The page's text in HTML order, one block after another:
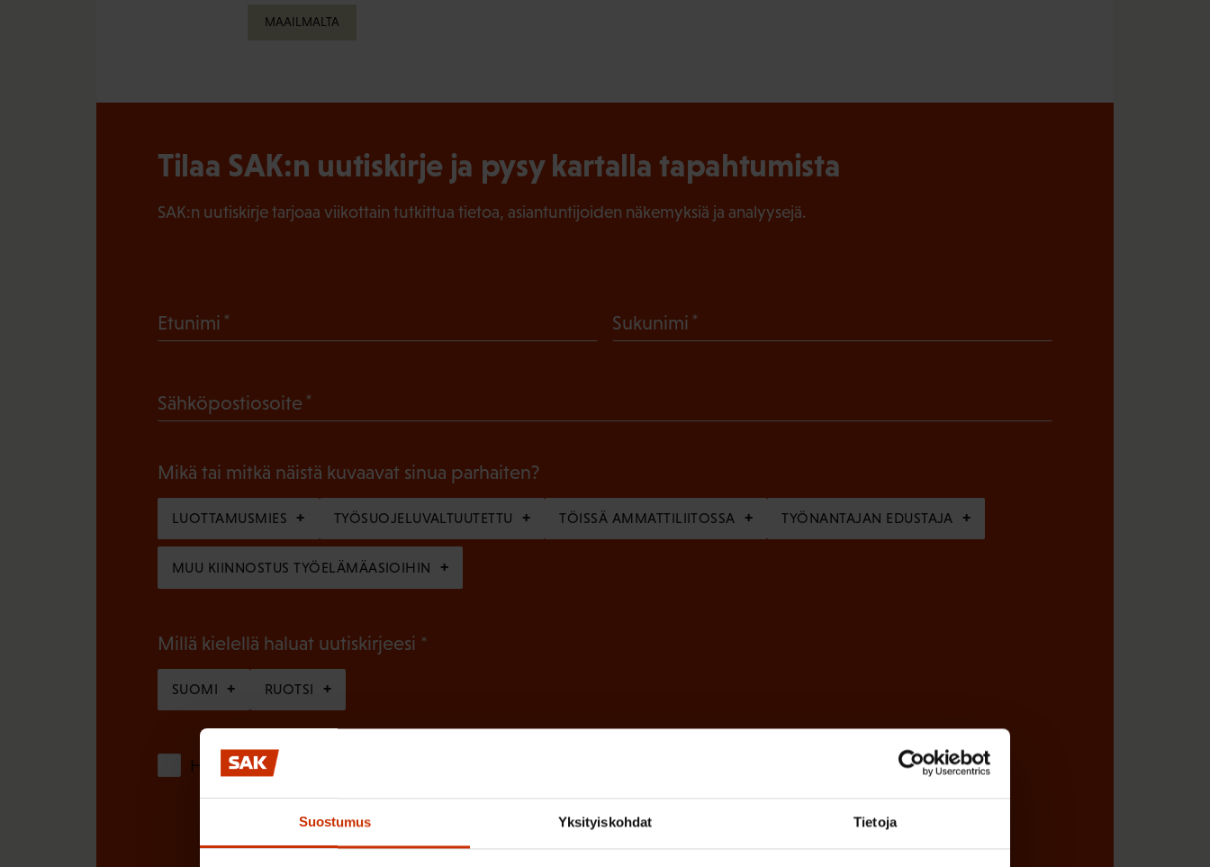
Suostumus Yksityiskohdat Tietoja
MAAILMALTA
Tilaa SAK:n uutiskirje ja pysy kartalla tapahtumista
SAK:n uutiskirje tarjoaa viikottain tutkittua tietoa, asiantuntijoiden näkemyksiä ja analyysejä.
Etunimi
k
l
l
i
n
e
)
Sukunimi
l
i
Sähköpostiosoite
l
l
n
e
n
)
Mikä tai mitkä näistä kuvaavat sinua parhaiten?
LUOTTAMUSMIES TYÖSUOJELUVALTUUTETTU TÖISSÄ AMMATTILIITOSSA TYÖNANTAJAN EDUSTAJA
MUU KIINNOSTUS TYÖELÄMÄASIOIHIN
Millä kielellä haluat uutiskirjeesi
k
i
SUOMI RUOTSI
Hyväksyn tietojeni tallentamisen ja käsittelyn